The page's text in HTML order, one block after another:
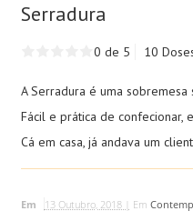
Serradura
0 de 5 10
A Serradura é uma
Fácil e prática de confecionar,
Cá em casa, já andava um
Em 13 Outubro, 2018 | Em